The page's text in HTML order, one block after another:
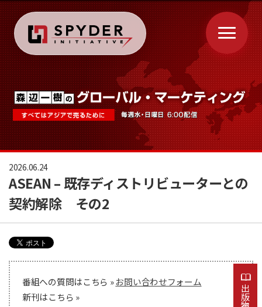
2026.06.24
ASEAN – 既存ディストリビューターとの
契約解除 その2
番組への質問はこちら »お問い合わせフォーム
新刊はこちら »